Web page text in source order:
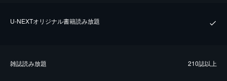
U-NEXTオリジナル書籍読み放題
雑誌読み放題 210誌以上